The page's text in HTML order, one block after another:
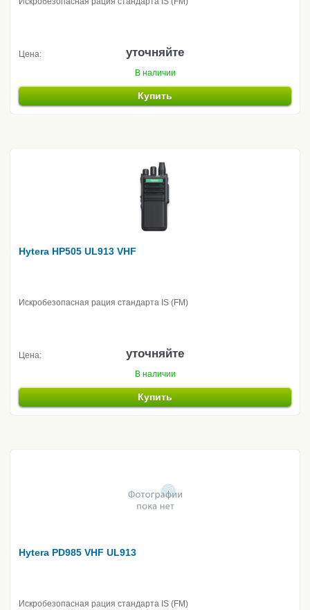
Цена: уточняйте
В наличии
Купить
Hytera HP505 UL913 VHF
Искробезопасная рация стандарта IS (FM)
Цена: уточняйте
В наличии
Купить
Hytera PD985 VHF UL913
Искробезопасная рация стандарта IS (FM)